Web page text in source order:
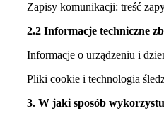
Zapisy komunikacji: treść
2.2 Informacje techniczne
Informacje o urządzeniu i
Pliki cookie i technologia
3. W jaki sposób